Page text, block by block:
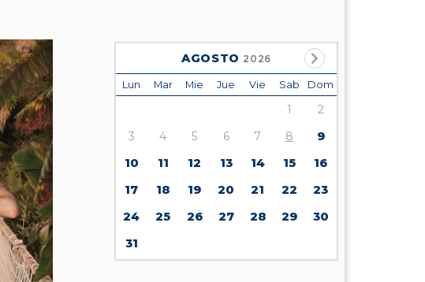
AGOSTO 2026
Lun Mar Mie Jue Vie Sab Dom
1
2
3
4 5 6 7 8
9
10
11 12 13 14 15
16
17
18 19 20 21 22
23
24
25 26 27 28 29
30
31